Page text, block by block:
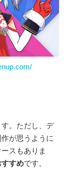
。ただし、デ
が思うように
スもありま
すめです。